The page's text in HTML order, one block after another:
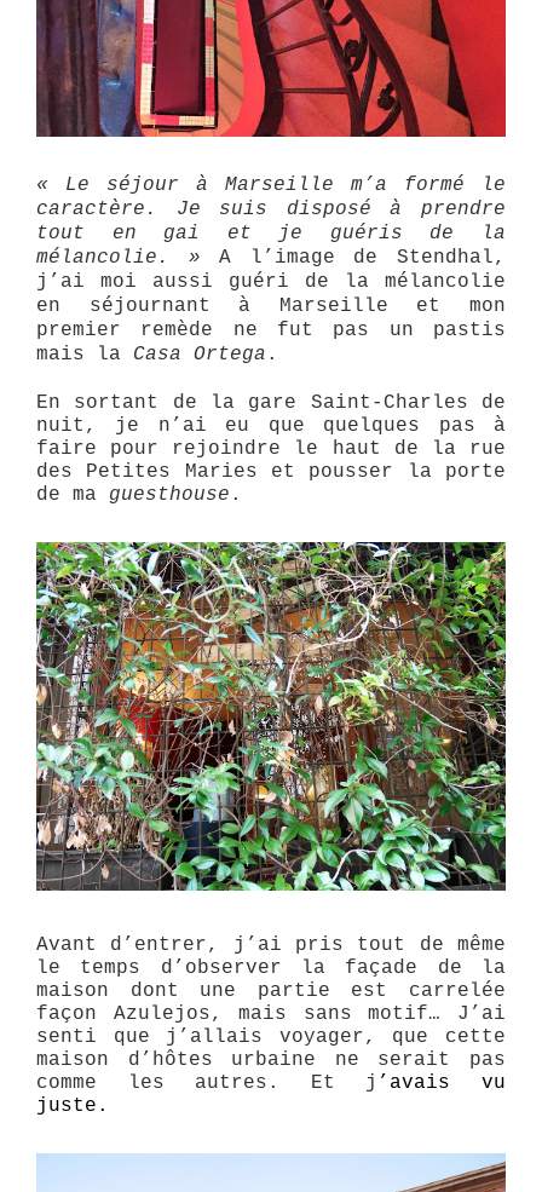
« Le séjour à Marseille m’a formé le
caractère. Je suis disposé à prendre
tout en gai et je guéris de la
mélancolie. »A l’image de Stendhal,
j’ai moi aussi guéri de la mélancolie
en séjournant à Marseille et mon
premier remède ne fut pas un pastis
mais la Casa Ortega .
En sortant de la gare Saint-Charles de
nuit, je n’ai eu que quelques pas à
faire pour rejoindre le haut de la rue
des Petites Maries et pousser la porte
de ma guesthouse .
Avant d’entrer, j’ai pris tout de même
le temps d’observer la façade de la
maison dont une partie est carrelée
façon Azulejos, mais sans motif… J’ai
senti que j’allais voyager, que cette
maison d’hôtes urbaine ne serait pas
comme les autres. Et j ’avais vu
juste.